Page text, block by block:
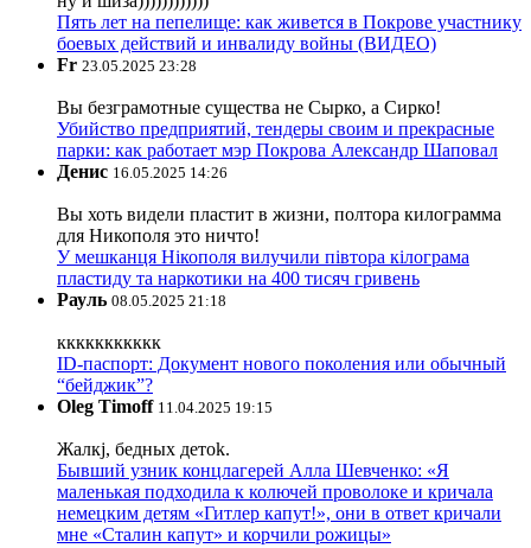
Пять лет на пепелище: как живется в Покрове участнику
боевых действий и инвалиду войны (ВИДЕО)
Fr 23.05.2025 23:28
Вы безграмотные существа не Сырко, а Сирко!
Убийство предприятий, тендеры своим и прекрасные
парки: как работает мэр Покрова Александр Шаповал
Денис 16.05.2025 14:26
Вы хоть видели пластит в жизни, полтора килограмма
для Никополя это ничто!
У мешканця Нікополя вилучили півтора кілограма
пластиду та наркотики на 400 тисяч гривень
Рауль 08.05.2025 21:18
ккккккккккк
ID-паспорт: Документ нового поколения или обычный
“бейджик”?
Oleg Timoff 11.04.2025 19:15
Жалкj, бедных детok.
Бывший узник концлагерей Алла Шевченко: «Я
маленькая подходила к колючей проволоке и кричала
немецким детям «Гитлер капут!», они в ответ кричали
мне «Сталин капут» и корчили рожицы»